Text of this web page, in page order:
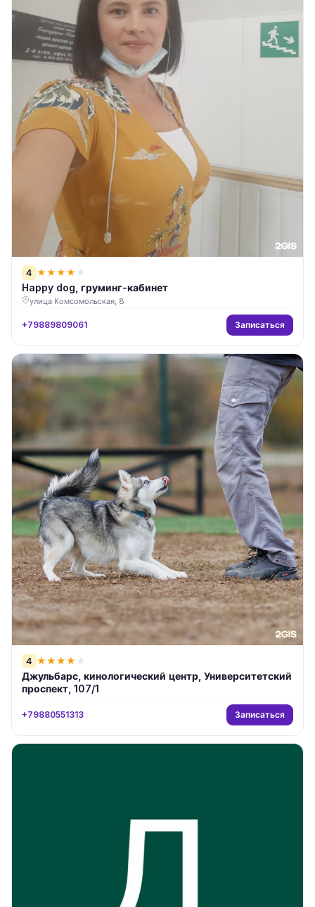
4 ★★★★ ★
Happy dog, груминг-кабинет
улица Комсомольская, 8
+79889809061 Записаться
4 ★★★★ ★
Джульбарс, кинологический центр, Университетский
проспект, 107/1
+79880551313 Записаться